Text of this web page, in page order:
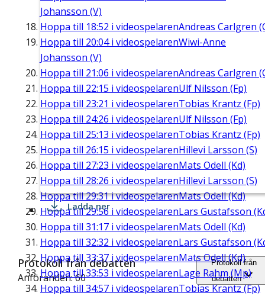
Johansson (V)
Hoppa till 18:52 i videospelarenAndreas Carlgren
Hoppa till 20:04i videospelarenWiwi-Anne
Johansson (V)
Hoppa till 21:06 i videospelarenAndreas Carlgren
Hoppa till 22:15 i videospelarenUlf Nilsson (Fp)
Hoppa till 23:21 i videospelarenTobias Krantz (Fp)
Hoppa till 24:26 i videospelarenUlf Nilsson (Fp)
Hoppa till 25:13 i videospelarenTobias Krantz (Fp)
Hoppa till 26:15 i videospelarenHillevi Larsson (S)
Hoppa till 27:23 i videospelarenMats Odell (Kd)
Hoppa till 28:26 i videospelarenHillevi Larsson (S)
Hoppa till29:31i videospelarenMats Odell (Kd)
Hoppa till29:56 i videospelarenLars Gustafsson
Hoppa till 31:17 i videospelarenMats Odell (Kd)
Hoppa till 32:32 i videospelarenLars Gustafsson
Hoppa till 33:37 i videospelarenMats Odell (Kd)
Hoppa till33:53 i videospelarenLage Rahm (Mp)
Hoppa till 34:57 i videospelarenTobias Krantz (Fp)
Ladda ner
Protokoll från debatten
Anföranden: 60
Protokoll från
debatten